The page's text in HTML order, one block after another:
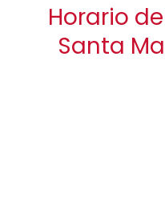
Horario
Santa